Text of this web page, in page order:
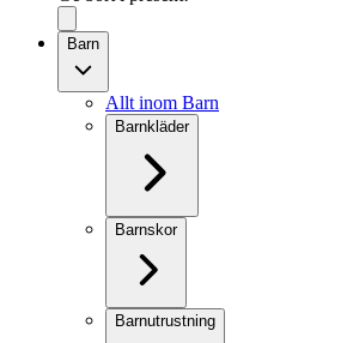
Barn
Allt inom Barn
Barnkläder
Barnskor
Barnutrustning